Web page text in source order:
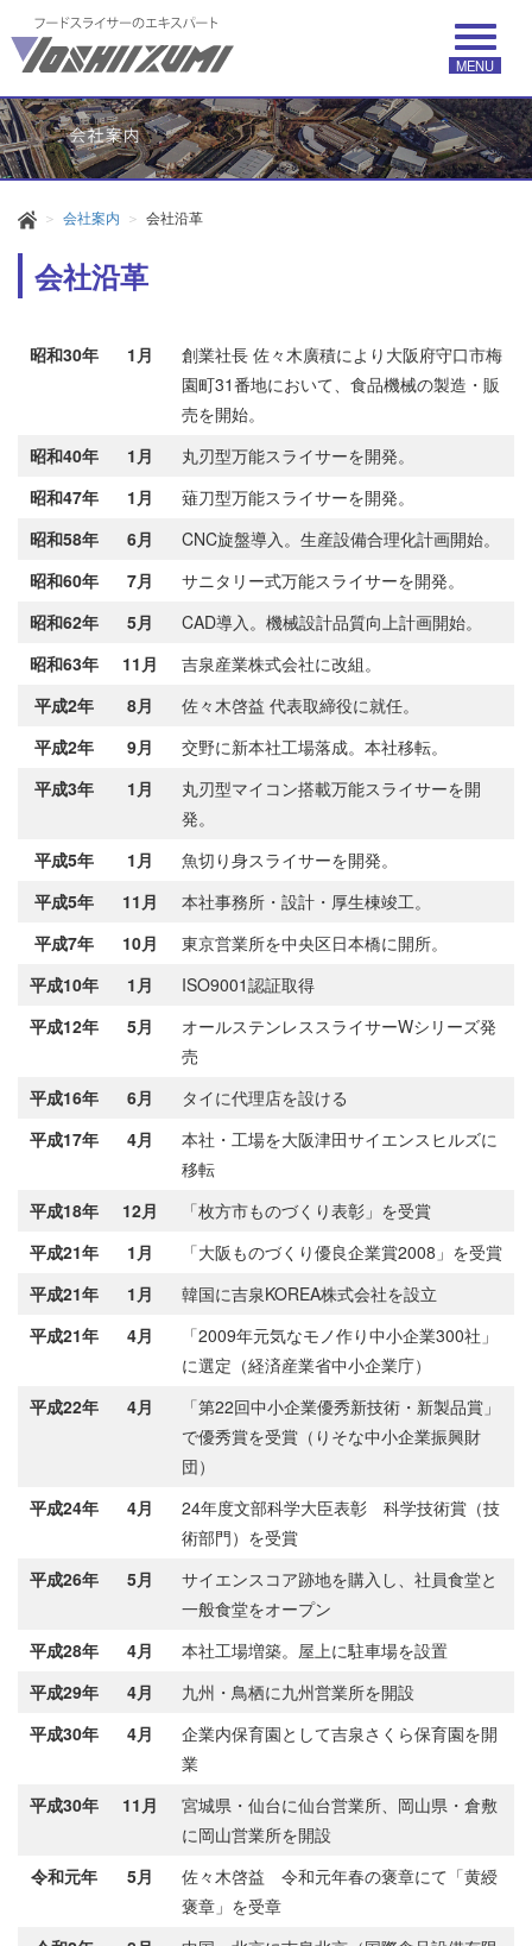
MENU
会社案内 会社沿革
会社沿革
昭和30年 1月
創業社長 佐々木廣積により大阪府守口市梅
園町31番地において、食品機械の製造・販
売を開始。
昭和40年
1月
丸刃型万能スライサーを開発。
昭和47年
1月
薙刀型万能スライサーを開発。
昭和58年
6月
CNC旋盤導入。生産設備合理化計画開始。
昭和60年
7月
サニタリー式万能スライサーを開発。
昭和62年
5月
CAD導入。機械設計品質向上計画開始。
昭和63年
11月
吉泉産業株式会社に改組。
平成2年
8月
佐々木啓益 代表取締役に就任。
平成2年
9月
交野に新本社工場落成。本社移転。
平成3年
1月
丸刃型マイコン搭載万能スライサーを開
発。
平成5年
1月
魚切り身スライサーを開発。
平成5年
11月
本社事務所・設計・厚生棟竣工。
平成7年
10月
東京営業所を中央区日本橋に開所。
平成10年
1月
ISO9001認証取得
平成12年
5月
オールステンレススライサーWシリーズ発
売
平成16年
6月
タイに代理店を設ける
平成17年
4月
本社・工場を大阪津田サイエンスヒルズに
移転
平成18年
12月
「枚方市ものづくり表彰」を受賞
平成21年
1月
「大阪ものづくり優良企業賞2008」を受賞
平成21年
1月
韓国に吉泉KOREA株式会社を設立
平成21年
4月
「2009年元気なモノ作り中小企業300社」
に選定（経済産業省中小企業庁）
平成22年
4月
「第22回中小企業優秀新技術・新製品賞」
で優秀賞を受賞（りそな中小企業振興財
団）
平成24年
4月
24年度文部科学大臣表彰 科学技術賞（技
術部門）を受賞
平成26年
5月
サイエンスコア跡地を購入し、社員食堂と
一般食堂をオープン
平成28年
4月
本社工場増築。屋上に駐車場を設置
平成29年
4月
九州・鳥栖に九州営業所を開設
平成30年
4月
企業内保育園として吉泉さくら保育園を開
業
平成30年
11月
宮城県・仙台に仙台営業所、岡山県・倉敷
に岡山営業所を開設
令和元年
5月
佐々木啓益 令和元年春の褒章にて「黄綬
褒章」を受章